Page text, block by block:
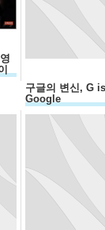
구글의 변신, G
Google